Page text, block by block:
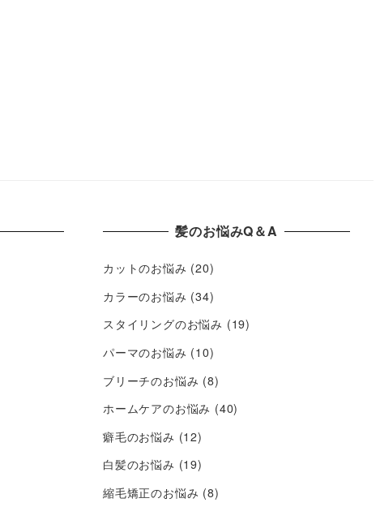
髪のお悩みQ＆A
カットのお悩み (20)
カラーのお悩み (34)
スタイリングのお悩み (19)
パーマのお悩み (10)
ブリーチのお悩み (8)
ホームケアのお悩み (40)
癖毛のお悩み (12)
白髪のお悩み (19)
縮毛矯正のお悩み (8)